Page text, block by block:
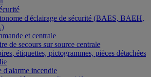
d'éclairage de sécurité (BAES, BAEH,
et centrale
de secours sur source centrale
étiquettes, pictogrammes, pièces détachées
d'alarme incendie